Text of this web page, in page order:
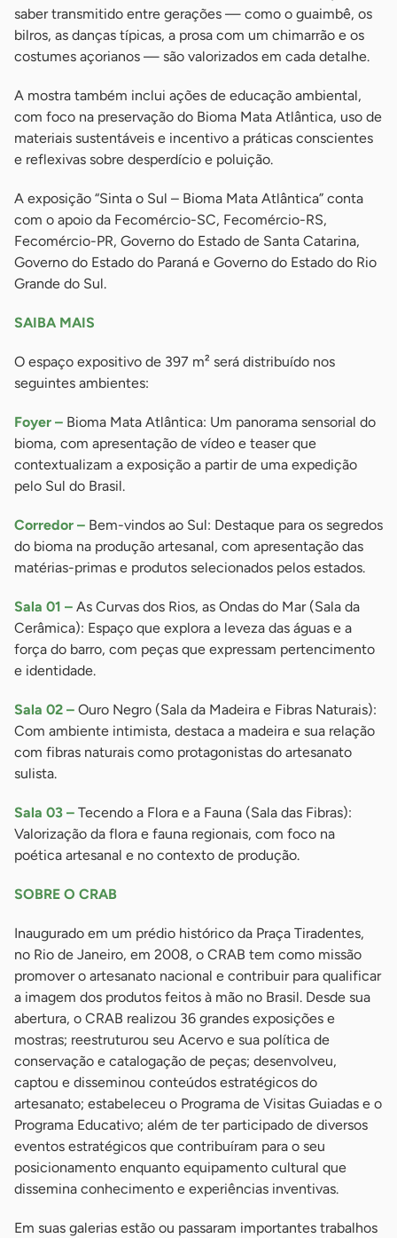
saber transmitido entre gerações — como o guaimbê, os
bilros, as danças típicas, a prosa com um chimarrão e os
costumes açorianos — são valorizados em cada detalhe.
A mostra também inclui ações de educação ambiental,
com foco na preservação do Bioma Mata Atlântica, uso de
materiais sustentáveis e incentivo a práticas conscientes
e reflexivas sobre desperdício e poluição.
A exposição “Sinta o Sul – Bioma Mata Atlântica” conta
com o apoio da Fecomércio-SC, Fecomércio-RS,
Fecomércio-PR, Governo do Estado de Santa Catarina,
Governo do Estado do Paraná e Governo do Estado do Rio
Grande do Sul.
SAIBA MAIS
O espaço expositivo de 397 m² será distribuído nos
seguintes ambientes:
Foyer – Bioma Mata Atlântica: Um panorama sensorial do
bioma, com apresentação de vídeo e teaser que
contextualizam a exposição a partir de uma expedição
pelo Sul do Brasil.
Corredor – Bem-vindos ao Sul: Destaque para os segredos
do bioma na produção artesanal, com apresentação das
matérias-primas e produtos selecionados pelos estados.
Sala 01 – As Curvas dos Rios, as Ondas do Mar (Sala da
Cerâmica): Espaço que explora a leveza das águas e a
força do barro, com peças que expressam pertencimento
e identidade.
Sala 02 – Ouro Negro (Sala da Madeira e Fibras Naturais):
Com ambiente intimista, destaca a madeira e sua relação
com fibras naturais como protagonistas do artesanato
sulista.
Sala 03 – Tecendo a Flora e a Fauna (Sala das Fibras):
Valorização da flora e fauna regionais, com foco na
poética artesanal e no contexto de produção.
SOBRE O CRAB
Inaugurado em um prédio histórico da Praça Tiradentes,
no Rio de Janeiro, em 2008, o CRAB tem como missão
promover o artesanato nacional e contribuir para qualificar
a imagem dos produtos feitos à mão no Brasil. Desde sua
abertura, o CRAB realizou 36 grandes exposições e
mostras; reestruturou seu Acervo e sua política de
conservação e catalogação de peças; desenvolveu,
captou e disseminou conteúdos estratégicos do
artesanato; estabeleceu o Programa de Visitas Guiadas e o
Programa Educativo; além de ter participado de diversos
eventos estratégicos que contribuíram para o seu
posicionamento enquanto equipamento cultural que
dissemina conhecimento e experiências inventivas.
Em suas galerias estão ou passaram importantes trabalhos